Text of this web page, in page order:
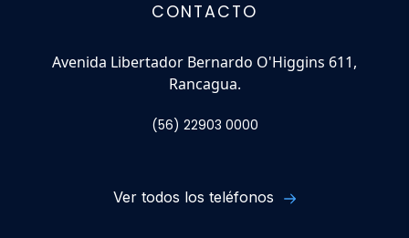
CONTACTO
Avenida Libertador Bernardo O'Higgins 611,
Rancagua.
(56) 22903 0000
Ver todos los teléfonos